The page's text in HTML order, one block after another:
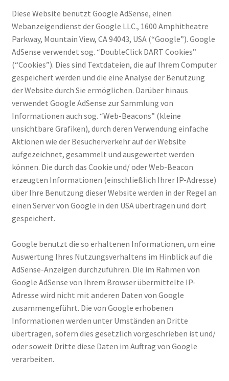
Diese Website benutzt Google AdSense, einen
Webanzeigendienst der Google LLC., 1600 Amphitheatre
Parkway, Mountain View, CA 94043, USA (“Google”). Google
AdSense verwendet sog. “DoubleClick DART Cookies”
(“Cookies”). Dies sind Textdateien, die auf Ihrem Computer
gespeichert werden und die eine Analyse der Benutzung
der Website durch Sie ermöglichen. Darüber hinaus
verwendet Google AdSense zur Sammlung von
Informationen auch sog. “Web-Beacons” (kleine
unsichtbare Grafiken), durch deren Verwendung einfache
Aktionen wie der Besucherverkehr auf der Website
aufgezeichnet, gesammelt und ausgewertet werden
können. Die durch das Cookie und/ oder Web-Beacon
erzeugten Informationen (einschließlich Ihrer IP-Adresse)
über Ihre Benutzung dieser Website werden in der Regel an
einen Server von Google in den USA übertragen und dort
gespeichert.
Google benutzt die so erhaltenen Informationen, um eine
Auswertung Ihres Nutzungsverhaltens im Hinblick auf die
AdSense-Anzeigen durchzuführen. Die im Rahmen von
Google AdSense von Ihrem Browser übermittelte IP-
Adresse wird nicht mit anderen Daten von Google
zusammengeführt. Die von Google erhobenen
Informationen werden unter Umständen an Dritte
übertragen, sofern dies gesetzlich vorgeschrieben ist und/
oder soweit Dritte diese Daten im Auftrag von Google
verarbeiten.